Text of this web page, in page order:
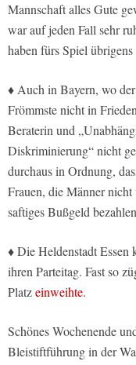
Mannschaft alles Gute
war auf jeden Fall sehr
haben fürs Spiel
♦ Auch in Bayern, wo
Frömmste nicht in
Beraterin und
Diskriminierung“ nicht
durchaus in Ordnung,
Frauen, die Männer
saftiges Bußgeld
♦ Die Heldenstadt
ihren Parteitag. Fast so
Platzeinweihte.
Schönes Wochenende
Bleistiftführung in der